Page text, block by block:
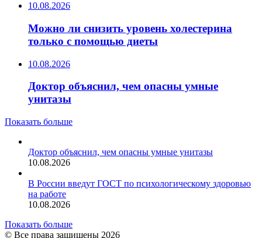
10.08.2026
Можно ли снизить уровень холестерина
только с помощью диеты
10.08.2026
Доктор объяснил, чем опасны умные
унитазы
Показать больше
Доктор объяснил, чем опасны умные унитазы
10.08.2026
В России введут ГОСТ по психологическому здоровью
на работе
10.08.2026
Показать больше
© Все права защищены 2026